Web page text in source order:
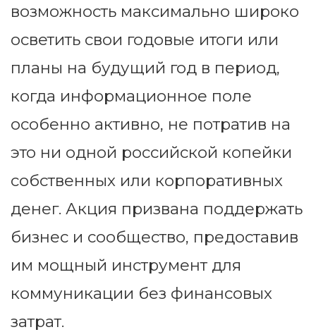
возможность максимально широко
осветить свои годовые итоги или
планы на будущий год в период,
когда информационное поле
особенно активно, не потратив на
это ни одной российской копейки
собственных или корпоративных
денег. Акция призвана поддержать
бизнес и сообщество, предоставив
им мощный инструмент для
коммуникации без финансовых
затрат.